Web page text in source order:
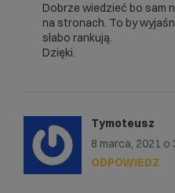
Dobrze wiedzieć bo sam
na stronach. To by
słabo rankują.
Dzięki.
Tymoteusz
8 marca, 2021 o
ODPOWIEDZ